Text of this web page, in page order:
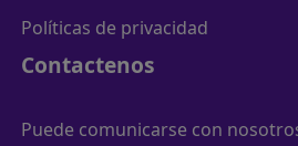
Políticas de privacidad
Contactenos
Puede comunicarse con